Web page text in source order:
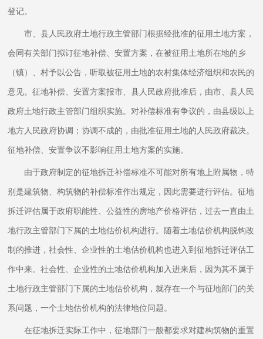
登记。
市、县人民政府土地行政主管部门根据经批准的征用土地方案，
会同有关部门拟订征地补偿、安置方案，在被征用土地所在地的乡
（镇）、村予以公告，听取被征用土地的农村集体经济组织和农民的
意见。征地补偿、安置方案报市、县人民政府批准后，由市、县人民
政府土地行政主管部门组织实施。对补偿标准有争议的，由县级以上
地方人民政府协调；协调不成的，由批准征用土地的人民政府裁决。
征地补偿、安置争议不影响征用土地方案的实施。
由于政府制定的征地拆迁补偿标准不可能对所有地上附属物，特
别是建筑物、构筑物的补偿标准作出规定，因此需要进行评估。征地
拆迁评估属于政府职能性、公益性的房地产价格评估，过去一直由土
地行政主管部门下属的土地估价机构进行。随着土地估价机构脱钩改
制的推进，社会性、企业性的土地估价机构也进入到征地拆迁评估工
作中来。社会性、企业性的土地估价机构加入进来后，因为其不属于
土地行政主管部门下属的土地估价机构，就存在一个与征地部门的关
系问题，一个土地估价机构的法律地位问题。
在征地拆迁实际工作中，征地部门一般都要求对建构筑物的重置